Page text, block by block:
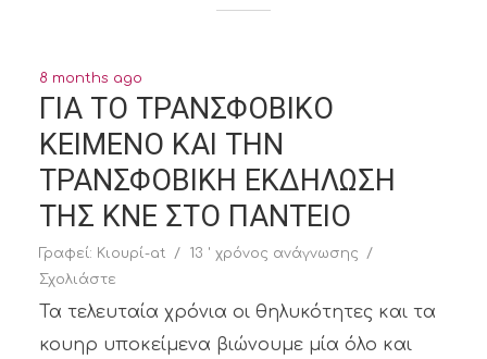
8 months ago
ΓΙΑ ΤΟ ΤΡΑΝΣΦΟΒΙΚΟ
ΚΕΙΜΕΝΟ ΚΑΙ ΤΗΝ
ΤΡΑΝΣΦΟΒΙΚΗ ΕΚΔΗΛΩΣΗ
ΤΗΣ ΚΝΕ ΣΤΟ ΠΑΝΤΕΙΟ
Γραφεί: Κιουρί-at
13 ' χρόνος ανάγνωσης
Σχολιάστε
Τα τελευταία χρόνια οι θηλυκότητες και τα
κουηρ υποκείμενα βιώνουμε μία όλο και